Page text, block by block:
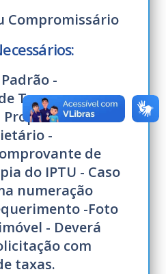
Compromissário
-
Taxas -
- RG
-
de
do IPTU - Caso
numeração
-Foto
- Deverá
com
taxas.